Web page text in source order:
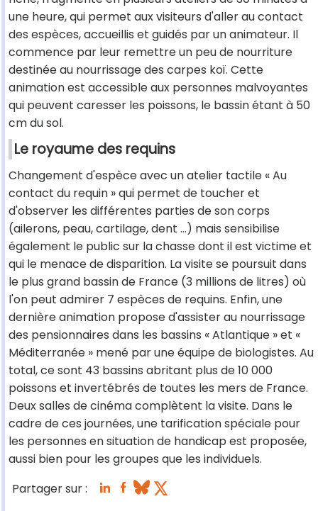
une heure, qui permet aux visiteurs d'aller au contact
des espèces, accueillis et guidés par un animateur. Il
commence par leur remettre un peu de nourriture
destinée au nourrissage des carpes koï. Cette
animation est accessible aux personnes malvoyantes
qui peuvent caresser les poissons, le bassin étant à 50
cm du sol.
Le royaume des requins
Changement d'espèce avec un atelier tactile « Au
contact du requin » qui permet de toucher et
d'observer les différentes parties de son corps
(ailerons, peau, cartilage, dent ...) mais sensibilise
également le public sur la chasse dont il est victime et
qui le menace de disparition. La visite se poursuit dans
le plus grand bassin de France (3 millions de litres) où
l'on peut admirer 7 espèces de requins. Enfin, une
dernière animation propose d'assister au nourrissage
des pensionnaires dans les bassins « Atlantique » et «
Méditerranée » mené par une équipe de biologistes. Au
total, ce sont 43 bassins abritant plus de 10 000
poissons et invertébrés de toutes les mers de France.
Deux salles de cinéma complètent la visite. Dans le
cadre de ces journées, une tarification spéciale pour
les personnes en situation de handicap est proposée,
aussi bien pour les groupes que les individuels.
Partager sur :